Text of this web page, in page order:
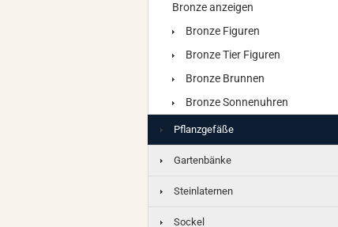
Bronze anzeigen
Bronze Figuren
Bronze Tier Figuren
Bronze Brunnen
Bronze Sonnenuhren
Pflanzgefäße
Gartenbänke
Steinlaternen
Sockel